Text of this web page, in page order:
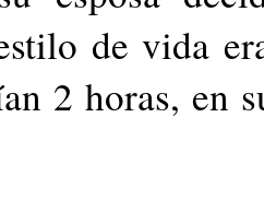
de vida
2 horas, en